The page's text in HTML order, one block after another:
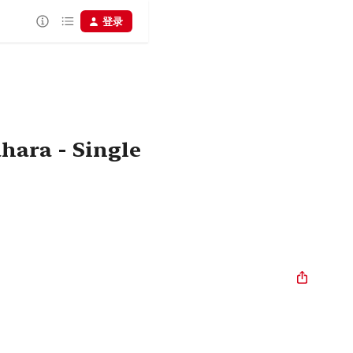
登录
- Single